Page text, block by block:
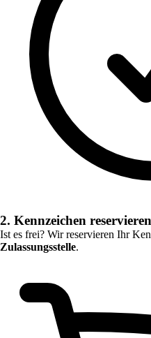
2. Kennzeichen reservieren
Ist es frei? Wir reservieren Ihr
Zulassungsstelle.